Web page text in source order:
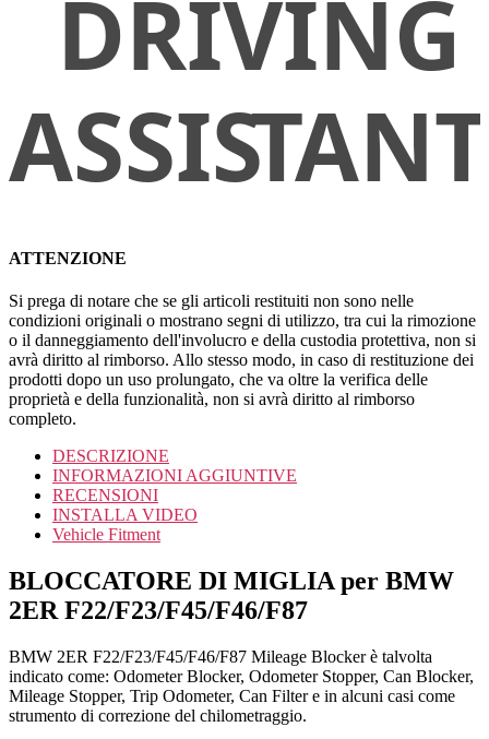
ATTENZIONE
Si prega di notare che se gli articoli restituiti non sono nelle
condizioni originali o mostrano segni di utilizzo, tra cui la rimozione
o il danneggiamento dell'involucro e della custodia protettiva, non si
avrà diritto al rimborso. Allo stesso modo, in caso di restituzione dei
prodotti dopo un uso prolungato, che va oltre la verifica delle
proprietà e della funzionalità, non si avrà diritto al rimborso
completo.
DESCRIZIONE
INFORMAZIONI AGGIUNTIVE
RECENSIONI
INSTALLA VIDEO
Vehicle Fitment
BLOCCATORE DI MIGLIA per BMW
2ER F22/F23/F45/F46/F87
BMW 2ER F22/F23/F45/F46/F87 Mileage Blocker è talvolta
indicato come: Odometer Blocker, Odometer Stopper, Can Blocker,
Mileage Stopper, Trip Odometer, Can Filter e in alcuni casi come
strumento di correzione del chilometraggio.